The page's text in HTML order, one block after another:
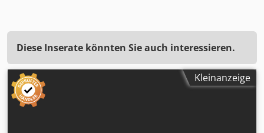
Diese Inserate könnten Sie auch interessieren.
Kleinanzeige